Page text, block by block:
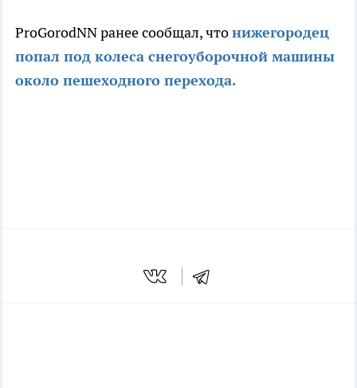
ProGorodNN ранее сообщал, чтонижегородец
попал под колеса снегоуборочной машины
около пешеходного перехода.